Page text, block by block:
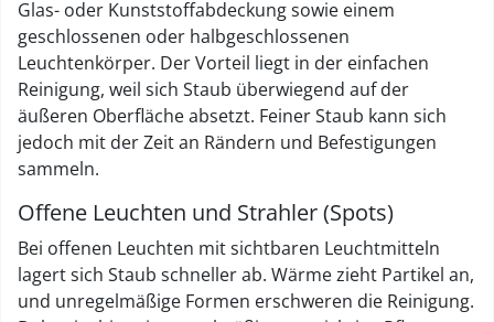
Glas- oder Kunststoffabdeckung sowie einem
geschlossenen oder halbgeschlossenen
Leuchtenkörper. Der Vorteil liegt in der einfachen
Reinigung, weil sich Staub überwiegend auf der
äußeren Oberfläche absetzt. Feiner Staub kann sich
jedoch mit der Zeit an Rändern und Befestigungen
sammeln.
Offene Leuchten und Strahler (Spots)
Bei offenen Leuchten mit sichtbaren Leuchtmitteln
lagert sich Staub schneller ab. Wärme zieht Partikel an,
und unregelmäßige Formen erschweren die Reinigung.